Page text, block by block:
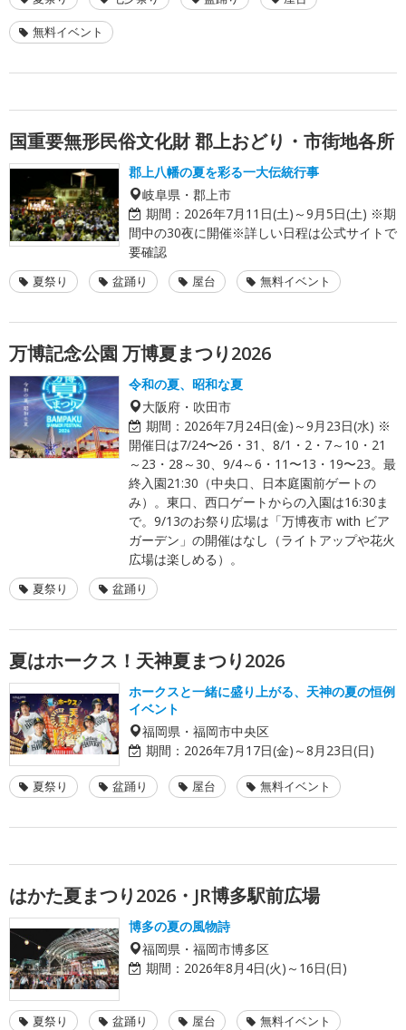
無料イベント
国重要無形民俗文化財 郡上おどり・市街地各所
郡上八幡の夏を彩る一大伝統行事
岐阜県・郡上市
期間： 2026年7月11日(土)～9月5日(土) ※期
間中の30夜に開催※詳しい日程は公式サイトで
要確認
夏祭り 盆踊り 屋台 無料イベント
万博記念公園 万博夏まつり2026
令和の夏、昭和な夏
大阪府・吹田市
期間： 2026年7月24日(金)～9月23日(水) ※
開催日は7/24〜26・31、8/1・2・7～10・21
～23・28～30、9/4～6・11〜13・19〜23。最
終入園21:30（中央口、日本庭園前ゲートの
み）。東口、西口ゲートからの入園は16:30ま
で。9/13のお祭り広場は「万博夜市 with ビア
ガーデン」の開催はなし（ライトアップや花火
広場は楽しめる）。
夏祭り 盆踊り
夏はホークス！天神夏まつり2026
ホークスと一緒に盛り上がる、天神の夏の恒例
イベント
福岡県・福岡市中央区
期間： 2026年7月17日(金)～8月23日(日)
夏祭り 盆踊り 屋台 無料イベント
はかた夏まつり2026・JR博多駅前広場
博多の夏の風物詩
福岡県・福岡市博多区
期間： 2026年8月4日(火)～16日(日)
夏祭り 盆踊り 屋台 無料イベント